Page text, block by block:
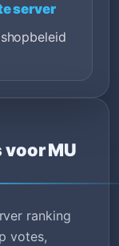
server
MU
ranking
votes,